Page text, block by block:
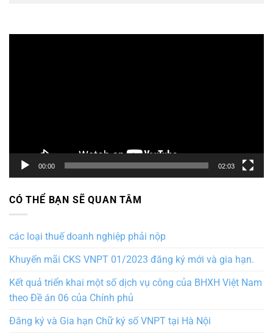
00:00 02:03
CÓ THỂ BẠN SẼ QUAN TÂM
các loại thuế doanh nghiệp phải nộp
Khuyến mãi CKS VNPT 01/2023 đăng ký mới và gia hạn.
Kết quả triển khai một số dịch vụ công của BHXH Việt Nam
theo Đề án 06 của Chính phủ
Đăng ký và Gia hạn Chữ ký số VNPT tại Hà Nội